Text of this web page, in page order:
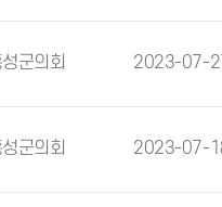
군의회 2023-07-
군의회 2023-07-